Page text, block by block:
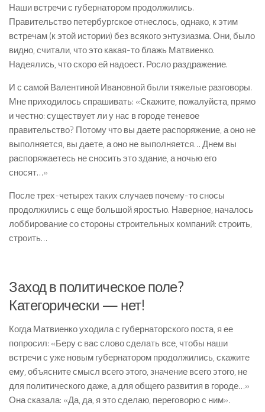
Наши встречи с губернатором продолжились.
Правительство петербургское отнеслось, однако, к этим
встречам (к этой истории) без всякого энтузиазма. Они, было
видно, считали, что это какая-то блажь Матвиенко.
Надеялись, что скоро ей надоест. Росло раздражение.
И с самой Валентиной Ивановной были тяжелые разговоры.
Мне приходилось спрашивать: «Скажите, пожалуйста, прямо
и честно: существует ли у нас в городе теневое
правительство? Потому что вы даете распоряжение, а оно не
выполняется, вы даете, а оно не выполняется… Днем вы
распоряжаетесь не сносить это здание, а ночью его
сносят…»
После трех-четырех таких случаев почему-то сносы
продолжились с еще большой яростью. Наверное, началось
лоббирование со стороны строительных компаний: строить,
строить…
Заход в политическое поле?
Категорически — нет!
Когда Матвиенко уходила с губернаторского поста, я ее
попросил: «Беру с вас слово сделать все, чтобы наши
встречи с уже новым губернатором продолжились, скажите
ему, объясните смысл всего этого, значение всего этого, не
для политического даже, а для общего развития в городе…»
Она сказала: «Да, да, я это сделаю, переговорю с ним».